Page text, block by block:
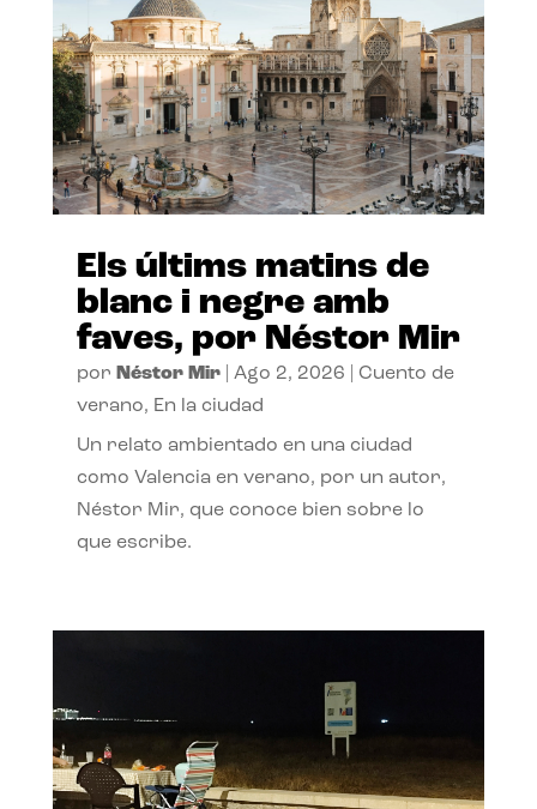
Els últims matins de
blanc i negre amb
faves, por Néstor Mir
por Néstor Mir| Ago 2, 2026
Cuento de
verano, En la ciudad
Un relato ambientado en una ciudad
como Valencia en verano, por un autor,
Néstor Mir, que conoce bien sobre lo
que escribe.